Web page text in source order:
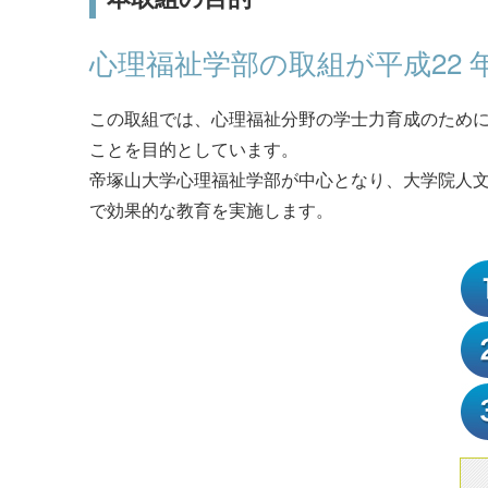
学園章・校章/シンボルマーク/校歌
学則
教育への取り組み
心理福祉学部の取組が平成22
この取組では、心理福祉分野の学士力育成のため
ことを目的としています。
帝塚山大学心理福祉学部が中心となり、大学院人
で効果的な教育を実施します。